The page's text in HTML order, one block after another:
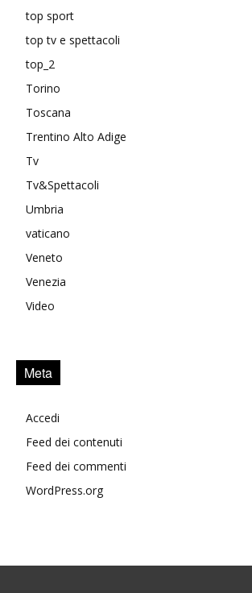
top sport
top tv e spettacoli
top_2
Torino
Toscana
Trentino Alto Adige
Tv
Tv&Spettacoli
Umbria
vaticano
Veneto
Venezia
Video
Meta
Accedi
Feed dei contenuti
Feed dei commenti
WordPress.org